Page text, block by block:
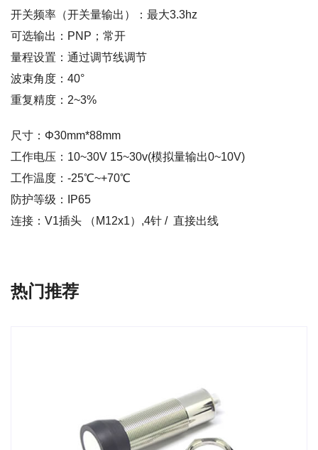
开关频率（开关量输出）：最大3.3hz
可选输出：PNP；常开
量程设置：通过调节线调节
波束角度：40°
重复精度：2~3%
尺寸：Φ30mm*88mm
工作电压：10~30V 15~30v(模拟量输出0~10V)
工作温度：-25℃~+70℃
防护等级：IP65
连接：V1插头 （M12x1）,4针 / 直接出线
热门推荐